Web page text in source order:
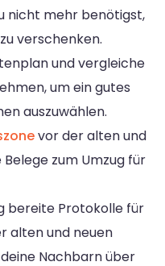
nicht mehr benötigst,
verschenken.
und vergleiche
um ein gutes
auszuwählen.
vor der alten und
zum Umzug für
bereite Protokolle für
alten und neuen
Nachbarn über